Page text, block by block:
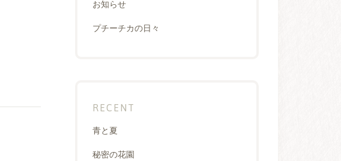
お知らせ
プチーチカの日々
RECENT
青と夏
秘密の花園